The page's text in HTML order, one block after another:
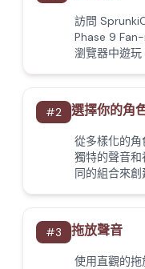
訪問
Phase 9
瀏覽器中遊玩
#2 選擇你的角
從多樣化的
獨特的聲音
同的組合來創
#3 拖放聲音
使用直觀的